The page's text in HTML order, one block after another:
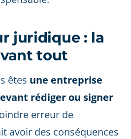
juridique : la
tout
êtes une entreprise
rédiger ou signer
erreur de
avoir des conséquences